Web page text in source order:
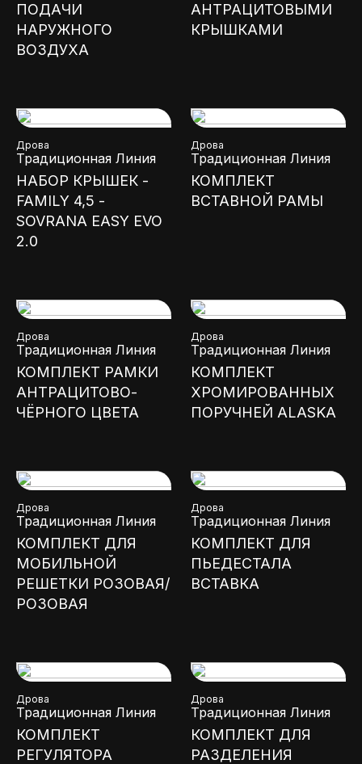
ПОДАЧИ
НАРУЖНОГО
ВОЗДУХА
АНТРАЦИТОВЫМИ
КРЫШКАМИ
Дрова
Традиционная Линия
НАБОР КРЫШЕК -
FAMILY 4,5 -
SOVRANA EASY EVO
2.0
Дрова
Традиционная Линия
КОМПЛЕКТ
ВСТАВНОЙ РАМЫ
Дрова
Традиционная Линия
КОМПЛЕКТ РАМКИ
АНТРАЦИТОВО-
ЧЁРНОГО ЦВЕТА
Дрова
Традиционная Линия
КОМПЛЕКТ
ХРОМИРОВАННЫХ
ПОРУЧНЕЙ ALASKA
Дрова
Традиционная Линия
КОМПЛЕКТ ДЛЯ
МОБИЛЬНОЙ
РЕШЕТКИ РОЗОВАЯ/
РОЗОВАЯ
Дрова
Традиционная Линия
КОМПЛЕКТ ДЛЯ
ПЬЕДЕСТАЛА
ВСТАВКА
Дрова
Традиционная Линия
КОМПЛЕКТ
РЕГУЛЯТОРА
Дрова
Традиционная Линия
КОМПЛЕКТ ДЛЯ
РАЗДЕЛЕНИЯ